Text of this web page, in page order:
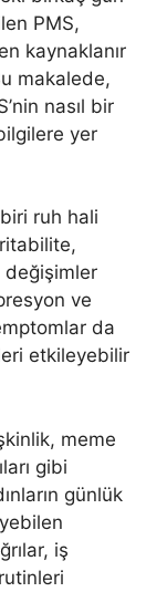
PMS,
kaynaklanır
makalede,
nasıl bir
yer
ruh hali
değişimler
ve
da
etkileyebilir
meme
gibi
günlük
iş